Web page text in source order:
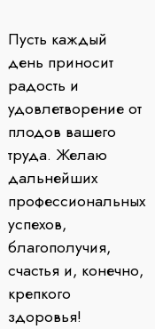
Пусть каждый
день приносит
радость и
удовлетворение от
плодов вашего
труда. Желаю
дальнейших
профессиональных
успехов,
благополучия,
счастья и, конечно,
крепкого
здоровья!